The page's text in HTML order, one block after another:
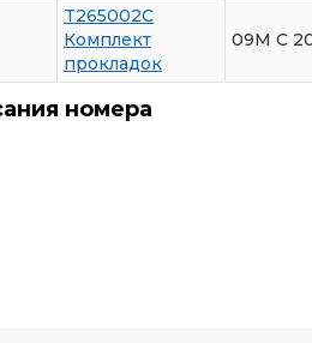
T265002C
Комплект
прокладок
09M С
номера